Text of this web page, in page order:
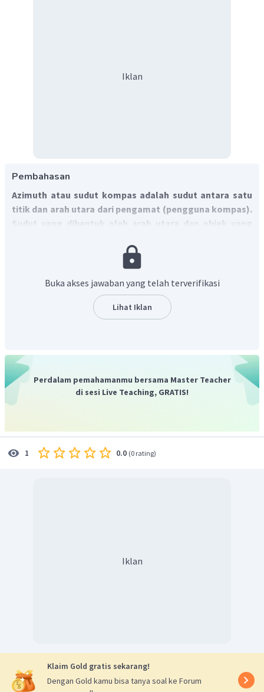
Iklan
Pembahasan
Azimuth atau sudut kompas adalah sudut antara satu
titik dan arah utara dari pengamat (pengguna kompas).
Sudut yang dibentuk oleh arah utara dan objek yang
Buka akses jawaban yang telah terverifikasi
Lihat Iklan
Perdalam pemahamanmu bersama Master Teacher
di sesi Live Teaching, GRATIS!
1 0.0 (0 rating)
Iklan
Klaim Gold gratis sekarang!
Dengan Gold kamu bisa tanya soal ke Forum